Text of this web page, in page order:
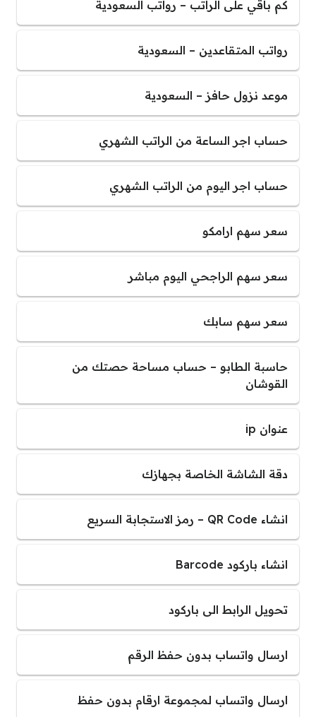
كم باقي على الراتب – رواتب السعودية
رواتب المتقاعدين – السعودية
موعد نزول حافز – السعودية
حساب اجر الساعة من الراتب الشهري
حساب اجر اليوم من الراتب الشهري
سعر سهم ارامكو
سعر سهم الراجحي اليوم مباشر
سعر سهم سابك
حاسبة الطابو – حساب مساحة حصتك من
القوشان
عنوان ip
دقة الشاشة الخاصة بجهازك
انشاء QR Code – رمز الاستجابة السريع
انشاء باركود Barcode
تحويل الرابط الى باركود
ارسال واتساب بدون حفظ الرقم
ارسال واتساب لمجموعة ارقام بدون حفظ